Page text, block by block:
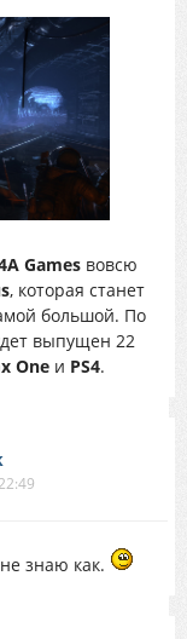
Gamesвовсю
, которая станет
большой. По
выпущен 22
One и PS4.
знаю как.